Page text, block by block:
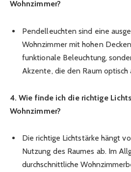
Wohnzimmer?
Pendelleuchten sind eine
Wohnzimmer mit hohen
funktionale Beleuchtung,
Akzente, die den Raum
4. Wie finde ich die richtige
Wohnzimmer?
Die richtige Lichtstärke hängt
Nutzung des Raumes ab. Im
durchschnittliche